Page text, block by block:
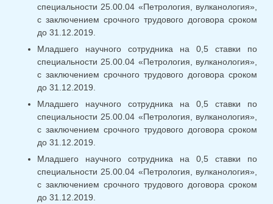
специальности 25.00.04 «Петрология, вулканология»,
с заключением срочного трудового договора сроком
до 31.12.2019.
Младшего научного сотрудника на 0,5 ставки по
специальности 25.00.04 «Петрология, вулканология»,
с заключением срочного трудового договора сроком
до 31.12.2019.
Младшего научного сотрудника на 0,5 ставки по
специальности 25.00.04 «Петрология, вулканология»,
с заключением срочного трудового договора сроком
до 31.12.2019.
Младшего научного сотрудника на 0,5 ставки по
специальности 25.00.04 «Петрология, вулканология»,
с заключением срочного трудового договора сроком
до 31.12.2019.